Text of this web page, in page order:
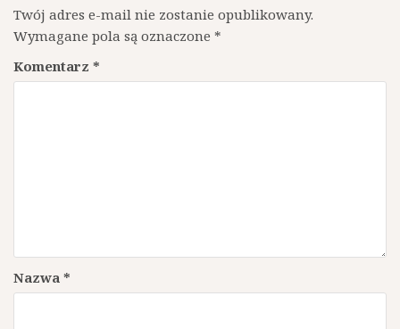
Twój adres e-mail nie zostanie opublikowany.
Wymagane pola są oznaczone *
Komentarz *
Nazwa *